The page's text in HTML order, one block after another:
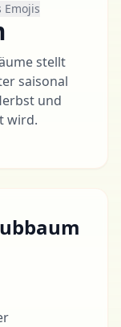
Emojis
stellt
saisonal
und
wird.